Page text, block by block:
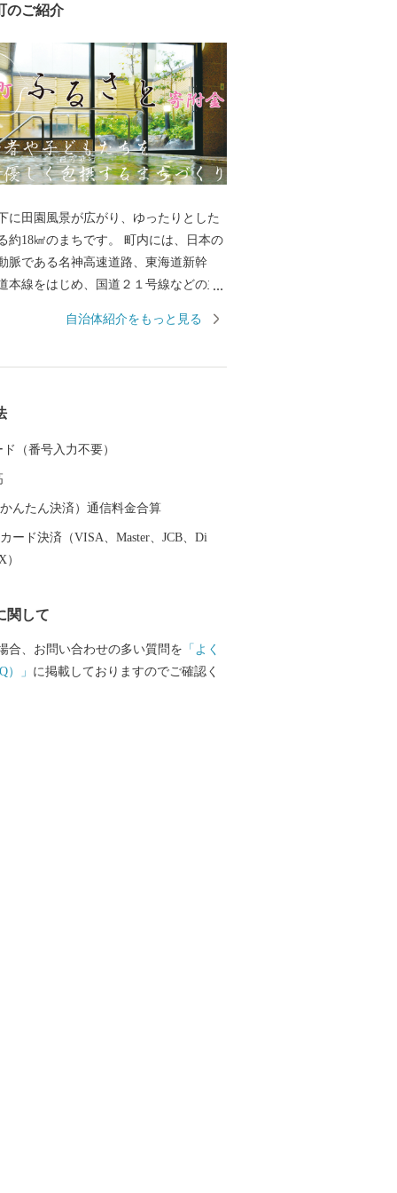
のご紹介
に田園風景が広がり、ゆったりとした
約18㎢のまちです。 町内には、日本の
脈である名神高速道路、東海道新幹
本線をはじめ、国道２１号線などの主
構える田園風景と工業が融合したまち
の名所には地下１，５００メートルか
神社、２月から３月にかけ１２００本
誇る安八百梅園、４月に約３キロに渡
中須川千本桜などがあります。 anpachi
自治体紹介をもっと見る
ド（番号入力不要）
かんたん決済）通信料金合算
ード決済（VISA、Master、JCB、Di
関して
合、お問い合わせの多い質問を 「よく
）」 に掲載しておりますのでご確認く